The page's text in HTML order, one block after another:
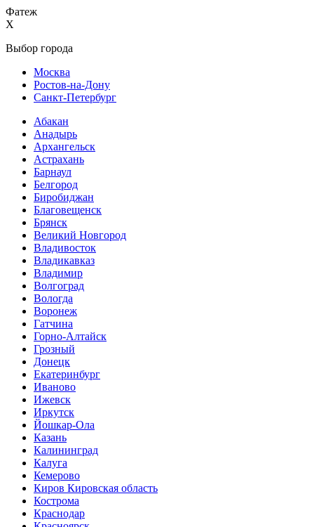
Фатеж
X
Выбор города
Москва
Ростов-на-Дону
Санкт-Петербург
Абакан
Анадырь
Архангельск
Астрахань
Барнаул
Белгород
Биробиджан
Благовещенск
Брянск
Великий Новгород
Владивосток
Владикавказ
Владимир
Волгоград
Вологда
Воронеж
Гатчина
Горно-Алтайск
Грозный
Донецк
Екатеринбург
Иваново
Ижевск
Иркутск
Йошкар-Ола
Казань
Калининград
Калуга
Кемерово
Киров Кировская область
Кострома
Краснодар